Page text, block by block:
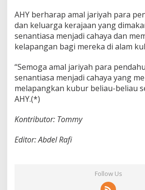
AHY berharap amal jariyah para
dan keluarga kerajaan yang
senantiasa menjadi cahaya dan
kelapangan bagi mereka di alam
“Semoga amal jariyah para
senantiasa menjadi cahaya yang
melapangkan kubur beliau-beliau
AHY.(*)
Kontributor: Tommy
Editor: Abdel Rafi
Follow Us